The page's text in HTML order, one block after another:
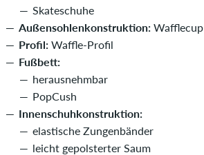
Skateschuhe
Außensohlenkonstruktion: Wafflecup
Profil: Waffle-Profil
Fußbett:
herausnehmbar
PopCush
Innenschuhkonstruktion:
elastische Zungenbänder
leicht gepolsterter Saum